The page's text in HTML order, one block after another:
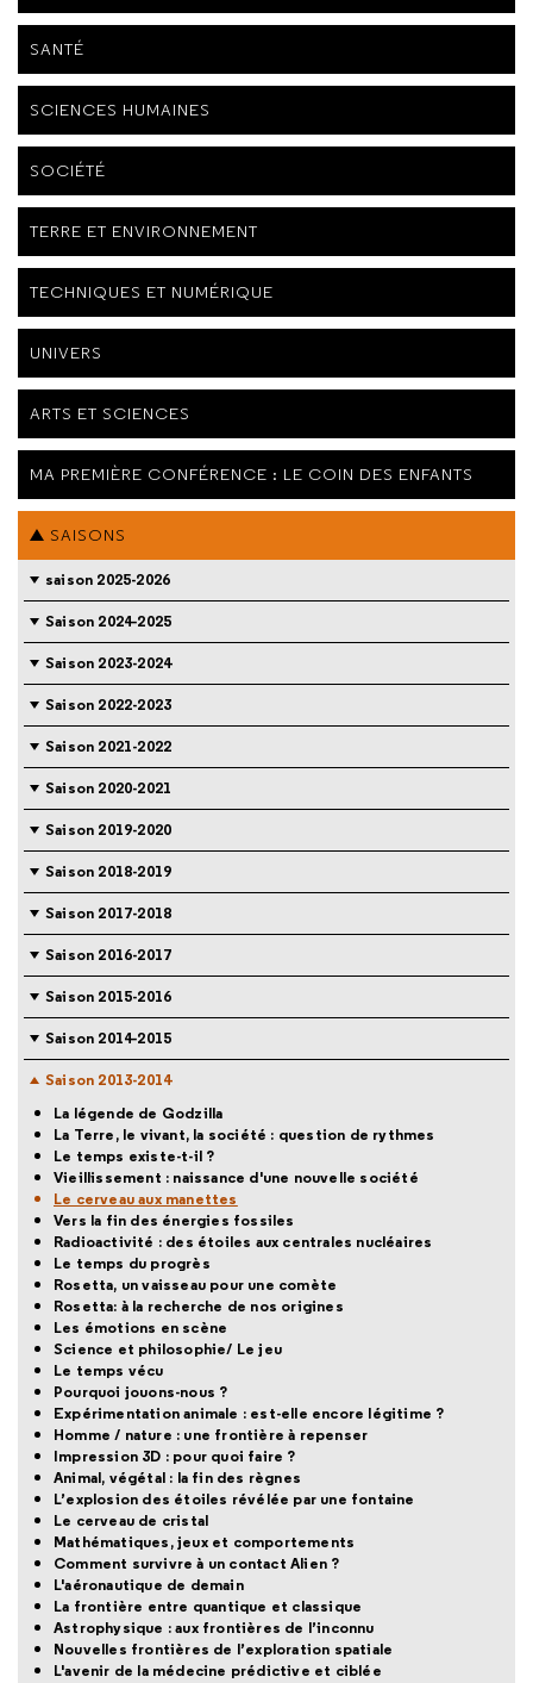
SANTÉ
SCIENCES HUMAINES
SOCIÉTÉ
TERRE ET ENVIRONNEMENT
TECHNIQUES ET NUMÉRIQUE
UNIVERS
ARTS ET SCIENCES
MA PREMIÈRE CONFÉRENCE : LE COIN DES ENFANTS
SAISONS
saison 2025-2026
Saison 2024-2025
Saison 2023-2024
Saison 2022-2023
Saison 2021-2022
Saison 2020-2021
Saison 2019-2020
Saison 2018-2019
Saison 2017-2018
Saison 2016-2017
Saison 2015-2016
Saison 2014-2015
Saison 2013-2014
La légende de Godzilla
La Terre, le vivant, la société : question de rythmes
Le temps existe-t-il ?
Vieillissement : naissance d'une nouvelle société
Le cerveau aux manettes
Vers la fin des énergies fossiles
Radioactivité : des étoiles aux centrales nucléaires
Le temps du progrès
Rosetta, un vaisseau pour une comète
Rosetta: à la recherche de nos origines
Les émotions en scène
Science et philosophie/ Le jeu
Le temps vécu
Pourquoi jouons-nous ?
Expérimentation animale : est-elle encore légitime ?
Homme / nature : une frontière à repenser
Impression 3D : pour quoi faire ?
Animal, végétal : la fin des règnes
L’explosion des étoiles révélée par une fontaine
Le cerveau de cristal
Mathématiques, jeux et comportements
Comment survivre à un contact Alien ?
L'aéronautique de demain
La frontière entre quantique et classique
Astrophysique : aux frontières de l’inconnu
Nouvelles frontières de l’exploration spatiale
L'avenir de la médecine prédictive et ciblée